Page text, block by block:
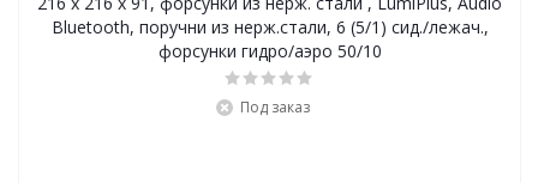
Bluetooth, поручни из нерж.стали, 6 (5/1) сид./лежач.,
форсунки гидро/аэро 50/10
Под заказ